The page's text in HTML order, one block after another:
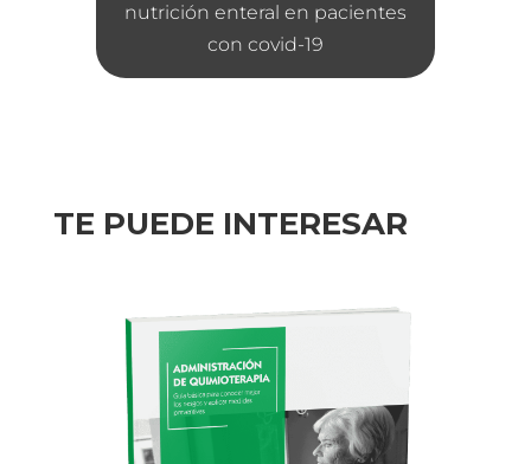
nutrición enteral en pacientes
con covid-19
TE PUEDE INTERESAR